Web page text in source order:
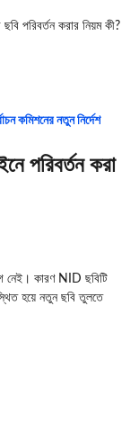
পরিবর্তন করার নিয়ম কী?
কমিশনের নতুন নির্দেশ
পরিবর্তন করা
নেই। কারণ NID ছবিটি
হয়ে নতুন ছবি তুলতে